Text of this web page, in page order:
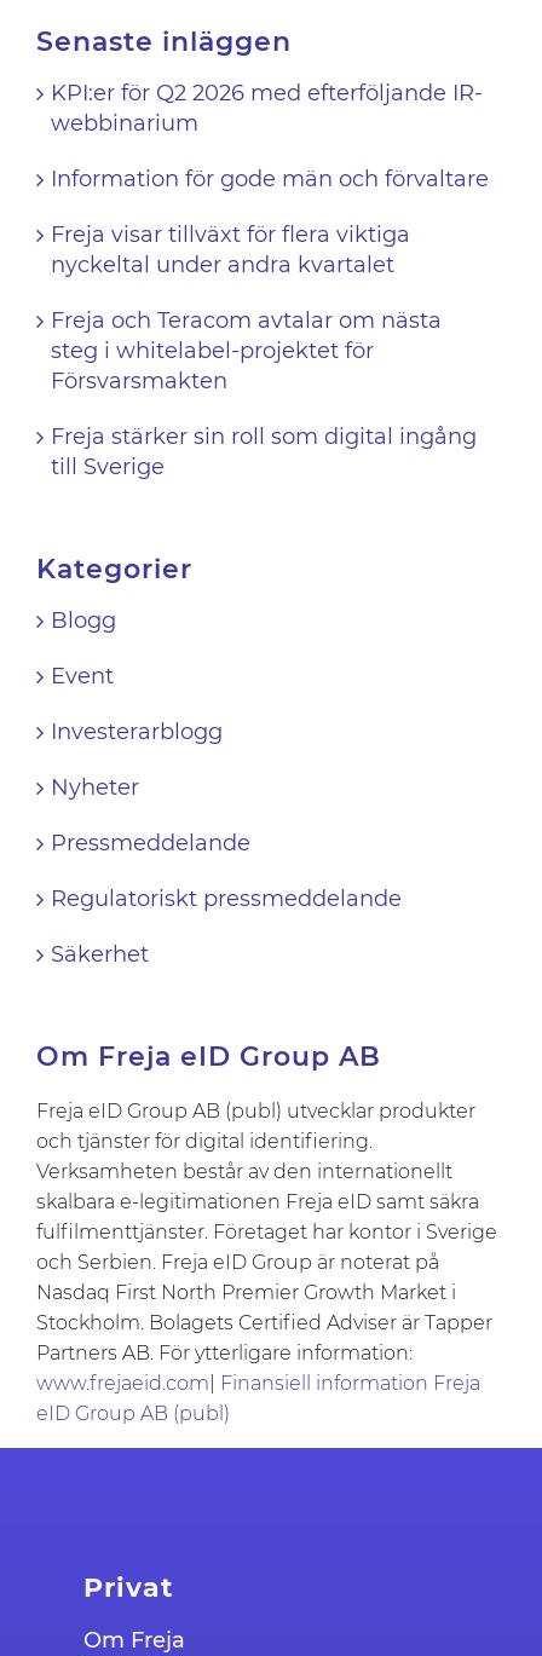
Senaste inläggen
KPI:er för Q2 2026 med efterföljande IR-
webbinarium
Information för gode män och förvaltare
Freja visar tillväxt för flera viktiga
nyckeltal under andra kvartalet
Freja och Teracom avtalar om nästa
steg i whitelabel-projektet för
Försvarsmakten
Freja stärker sin roll som digital ingång
till Sverige
Kategorier
Blogg
Event
Investerarblogg
Nyheter
Pressmeddelande
Regulatoriskt pressmeddelande
Säkerhet
Om Freja eID Group AB
Freja eID Group AB (publ) utvecklar produkter
och tjänster för digital identifiering.
Verksamheten består av den internationellt
skalbara e-legitimationen Freja eID samt säkra
fulfilmenttjänster. Företaget har kontor i Sverige
och Serbien. Freja eID Group är noterat på
Nasdaq First North Premier Growth Market i
Stockholm. Bolagets Certified Adviser är Tapper
Partners AB. För ytterligare information:
www.frejaeid.com
Finansiell information Freja
eID Group AB (publ)
Privat
Om Freja